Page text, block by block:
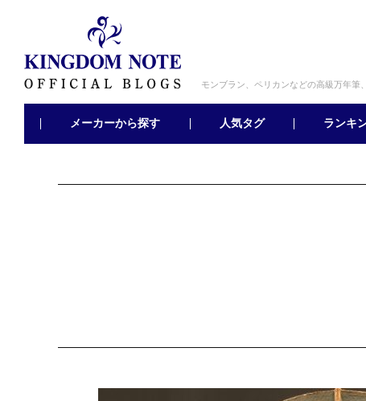
モンブラン、ペリカンなどの高級万年筆
メーカーから探す 人気タグ ランキ